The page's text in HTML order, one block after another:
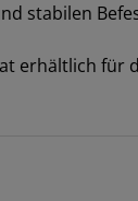
stabilen
erhältlich